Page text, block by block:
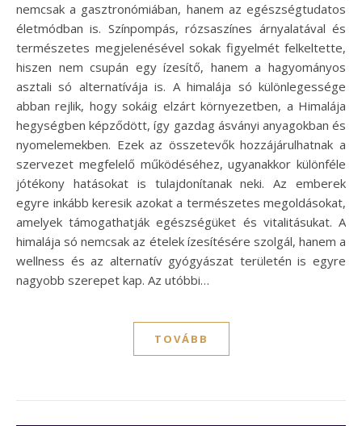
nemcsak a gasztronómiában, hanem az egészségtudatos
életmódban is. Színpompás, rózsaszínes árnyalatával és
természetes megjelenésével sokak figyelmét felkeltette,
hiszen nem csupán egy ízesítő, hanem a hagyományos
asztali só alternatívája is. A himalája só különlegessége
abban rejlik, hogy sokáig elzárt környezetben, a Himalája
hegységben képződött, így gazdag ásványi anyagokban és
nyomelemekben. Ezek az összetevők hozzájárulhatnak a
szervezet megfelelő működéséhez, ugyanakkor különféle
jótékony hatásokat is tulajdonítanak neki. Az emberek
egyre inkább keresik azokat a természetes megoldásokat,
amelyek támogathatják egészségüket és vitalitásukat. A
himalája só nemcsak az ételek ízesítésére szolgál, hanem a
wellness és az alternatív gyógyászat területén is egyre
nagyobb szerepet kap. Az utóbbi…
TOVÁBB